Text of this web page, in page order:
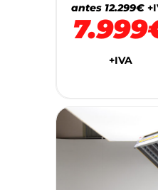
antes 12.299€
+IVA